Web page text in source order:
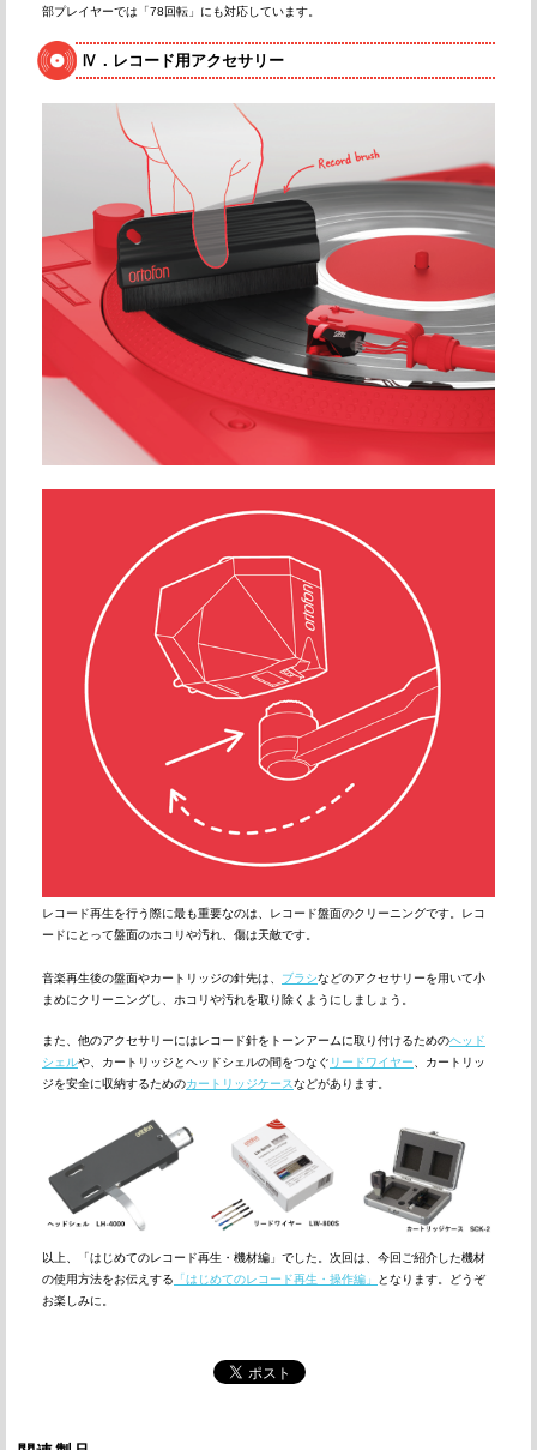
部プレイヤーでは「78回転」にも対応しています。
Ⅳ．レコード用アクセサリー
レコード再生を行う際に最も重要なのは、レコード盤面のクリーニングです。レコ
ードにとって盤面のホコリや汚れ、傷は天敵です。
音楽再生後の盤面やカートリッジの針先は、 ブラシなどのアクセサリーを用いて小
まめにクリーニングし、ホコリや汚れを取り除くようにしましょう。
また、他のアクセサリーにはレコード針をトーンアームに取り付けるためのヘッド
シェルや、カートリッジとヘッドシェルの間をつなぐ リードワイヤー 、カートリッ
ジを安全に収納するためのカートリッジケースなどがあります。
以上、「はじめてのレコード再生・機材編」でした。次回は、今回ご紹介した機材
の使用方法をお伝えする 「はじめてのレコード再生・操作編」
となります。どうぞ
お楽しみに。